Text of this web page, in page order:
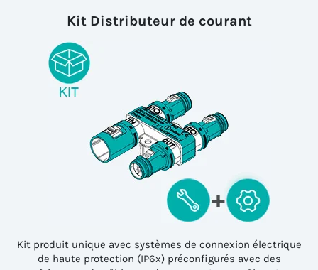
Kit Distributeur de courant
Kit produit unique avec systèmes de connexion électrique
de haute protection (IP6x) préconfigurés avec des